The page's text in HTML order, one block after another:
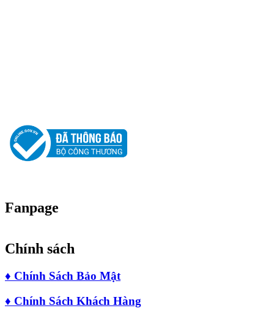
Fanpage
Chính sách
♦ Chính Sách Bảo Mật
♦ Chính Sách Khách Hàng